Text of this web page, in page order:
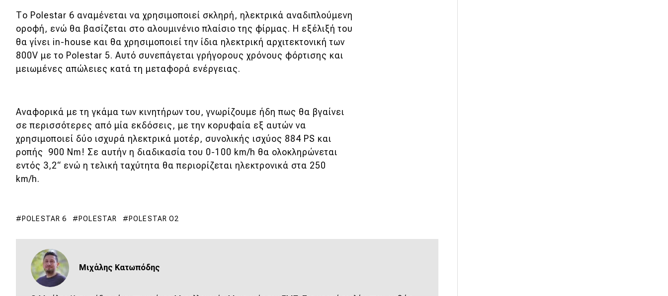
Τεχνολογία
Mobility
Σταθμοί φόρτισης
Νέα
Παρουσιάσεις
DRIVE Away
Οδηγός αγοράς
Συμβουλές
Το Polestar 6 αναμένεται να χρησιμοποιεί σκληρή, ηλεκτρικά αναδιπλούμενη
οροφή, ενώ θα βασίζεται στο αλουμινένιο πλαίσιο της φίρμας. Η εξέλιξή του
θα γίνει in-house και θα χρησιμοποιεί την ίδια ηλεκτρική αρχιτεκτονική των
800V με το Polestar 5. Αυτό συνεπάγεται γρήγορους χρόνους φόρτισης και
μειωμένες απώλειες κατά τη μεταφορά ενέργειας.
Αναφορικά με τη γκάμα των κινητήρων του, γνωρίζουμε ήδη πως θα βγαίνει
σε περισσότερες από μία εκδόσεις, με την κορυφαία εξ αυτών να
χρησιμοποιεί δύο ισχυρά ηλεκτρικά μοτέρ, συνολικής ισχύος 884 PS και
ροπής 900 Nm! Σε αυτήν η διαδικασία του 0-100 km/h θα ολοκληρώνεται
εντός 3,2“ ενώ η τελική ταχύτητα θα περιορίζεται ηλεκτρονικά στα 250
km/h.
POLESTAR 6 POLESTAR POLESTAR O2
Μιχάλης Κατωπόδης